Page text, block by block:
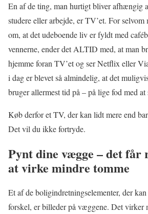
En af de ting, man hurtigt bliver afhængig
studere eller arbejde, er TV’et. For selvom
om, at det udeboende liv er fyldt med
vennerne, ender det ALTID med, at man
hjemme foran TV’et og ser Netflix eller
i dag er blevet så almindelig, at det
bruger allermest tid på – på lige fod med at
Køb derfor et TV, der kan lidt mere end
Det vil du ikke fortryde.
Pynt dine vægge – det får
at virke mindre tomme
Et af de boligindretningselementer, der
forskel, er billeder på væggene. Det virker